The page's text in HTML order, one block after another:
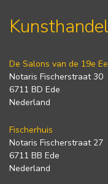
De Salons van de 19e
Notaris Fischerstraat 30
6711 BD Ede
Nederland
Fischerhuis
Notaris Fischerstraat 27
6711 BB Ede
Nederland